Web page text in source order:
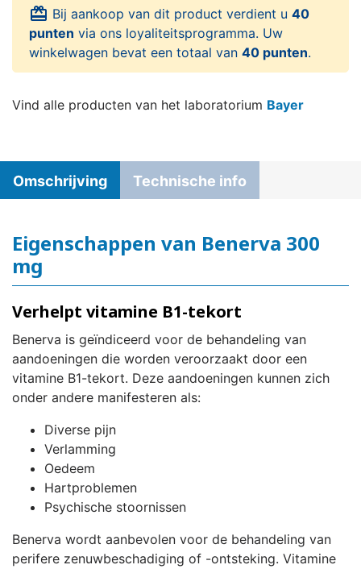
card_giftcard Bij aankoop van dit product verdient u 40
punten via ons loyaliteitsprogramma. Uw
winkelwagen bevat een totaal van 40 punten.
Vind alle producten van het laboratorium Bayer
Omschrijving Technische info
Eigenschappen van Benerva 300
mg
Verhelpt vitamine B1-tekort
Benerva is geïndiceerd voor de behandeling van
aandoeningen die worden veroorzaakt door een
vitamine B1-tekort. Deze aandoeningen kunnen zich
onder andere manifesteren als:
Diverse pijn
Verlamming
Oedeem
Hartproblemen
Psychische stoornissen
Benerva wordt aanbevolen voor de behandeling van
perifere zenuwbeschadiging of -ontsteking. Vitamine